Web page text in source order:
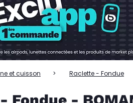
et cuisson Raclette - Fondue